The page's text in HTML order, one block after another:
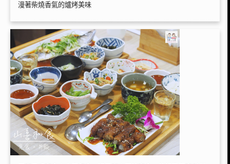
漫著柴燒香氣的爐烤美味